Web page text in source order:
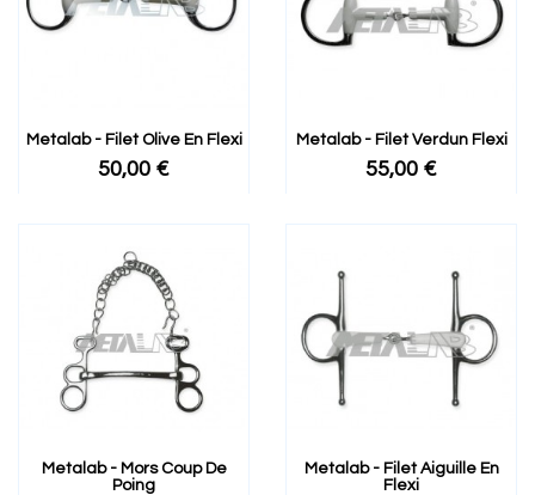
Metalab - Filet Olive En Flexi
50,00 €
Metalab - Filet Verdun Flexi
55,00 €
Metalab - Mors Coup De
Poing
Metalab - Filet Aiguille En
Flexi